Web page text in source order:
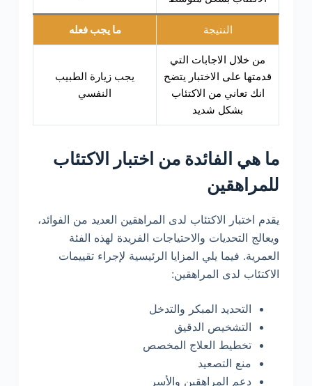
النتيجة ما يجب فعله
من خلال الاجابات التي
قدمتها على الاختبار يتضح
انك تعاني من الاكتئاب
بشكل شديد
يجب زيارة الطبيب
النفسي
ما هي الفائدة من اختبار الاكتئاب
للمراهقين
يقدم اختبار الاكتئاب لدى المراهقين العديد من الفوائد،
ويعالج التحديات والاحتياجات الفريدة لهذه الفئة
العمرية. فيما يلي المزايا الرئيسية لإجراء تقييمات
الاكتئاب لدى المراهقين:
التحديد المبكر والتدخل
التشخيص الدقيق
تخطيط العلاج المخصص
منع التصعيد
دعم المراهقين والأسر